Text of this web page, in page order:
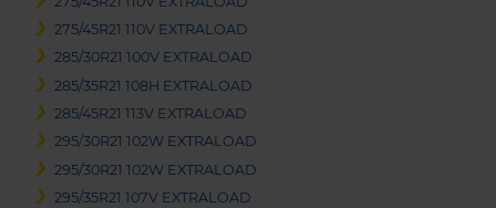
275/45R21 110V EXTRALOAD
285/30R21 100V EXTRALOAD
285/35R21 108H EXTRALOAD
285/45R21 113V EXTRALOAD
295/30R21 102W EXTRALOAD
295/30R21 102W EXTRALOAD
295/35R21 107V EXTRALOAD